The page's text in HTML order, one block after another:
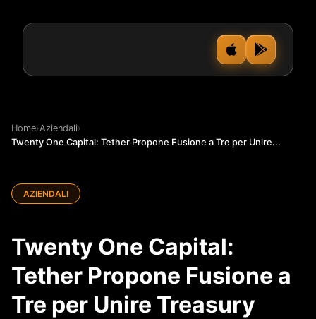
Home›Aziendali›
Twenty One Capital: Tether Propone Fusione a Tre per Unire...
AZIENDALI
Twenty One Capital:
Tether Propone Fusione a
Tre per Unire Treasury